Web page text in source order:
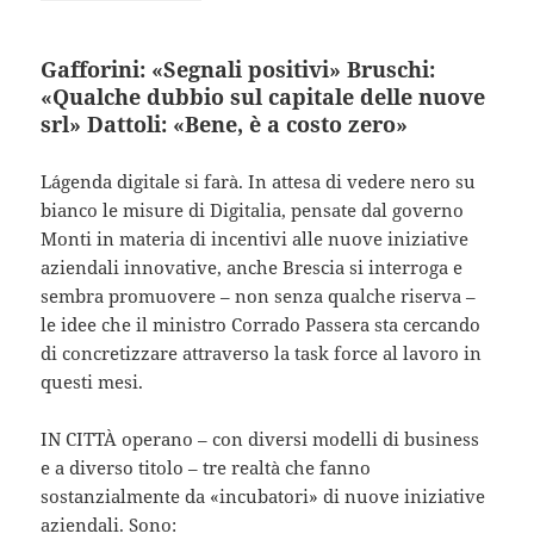
Gafforini: «Segnali positivi» Bruschi:
«Qualche dubbio sul capitale delle nuove
srl» Dattoli: «Bene, è a costo zero»
L´agenda digitale si farà. In attesa di vedere nero su
bianco le misure di Digitalia, pensate dal governo
Monti in materia di incentivi alle nuove iniziative
aziendali innovative, anche Brescia si interroga e
sembra promuovere – non senza qualche riserva –
le idee che il ministro Corrado Passera sta cercando
di concretizzare attraverso la task force al lavoro in
questi mesi.
IN CITTÀ operano – con diversi modelli di business
e a diverso titolo – tre realtà che fanno
sostanzialmente da «incubatori» di nuove iniziative
aziendali. Sono: